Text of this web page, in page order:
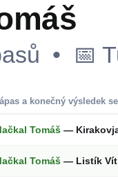
• 📅
a konečný výsledek
Tomáš —
Tomáš — Listík